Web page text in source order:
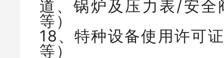
道、锅炉及压力表/安
等）
18、特种设备使用许可
等）